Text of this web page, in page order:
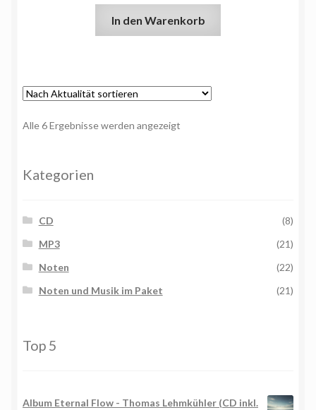
In den Warenkorb
Alle 6 Ergebnisse werden angezeigt
Kategorien
CD
(8)
MP3
(21)
Noten
(22)
Noten und Musik im Paket
(21)
Top 5
Album Eternal Flow - Thomas Lehmkühler (CD inkl.